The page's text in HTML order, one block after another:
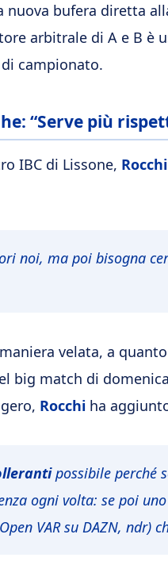
bufera diretta
arbitrale di A e B è
campionato.
“Serve più
IBC di Lissone, Rocchi
noi, ma poi bisogna
velata, a
big match di
Rocchi ha
possibile perché
ogni volta: se poi
VAR su DAZN, ndr)